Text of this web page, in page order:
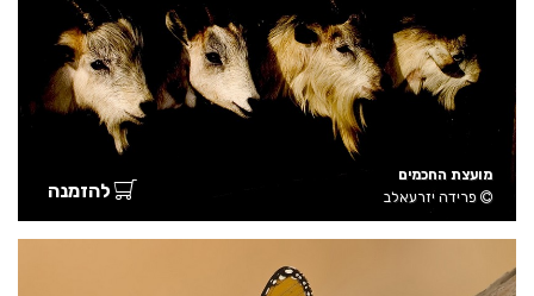
מועצת החכמים
פרידה יזרעאלב
להזמנה